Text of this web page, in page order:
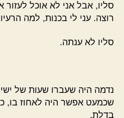
סליו, אבל אני לא אוכל
רוצה. עני לי בכנות, למה
סליו לא ענתה.
נדמה היה שעברו שעות של
שכמעט אפשר היה לאחוז בו,
בדלת.